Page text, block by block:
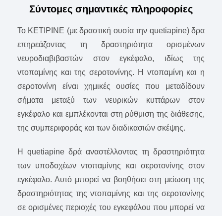
Σύντομες σημαντικές πληροφορίες
Το KETIPINE (με δραστική ουσία την quetiapine) δρα
επηρεάζοντας τη δραστηριότητα ορισμένων
νευροδιαβιβαστών στον εγκέφαλο, ιδίως της
ντοπαμίνης και της σεροτονίνης. Η ντοπαμίνη και η
σεροτονίνη είναι χημικές ουσίες που μεταδίδουν
σήματα μεταξύ των νευρικών κυττάρων στον
εγκέφαλο και εμπλέκονται στη ρύθμιση της διάθεσης,
της συμπεριφοράς και των διαδικασιών σκέψης.
Η quetiapine δρά αναστέλλοντας τη δραστηριότητα
των υποδοχέων ντοπαμίνης και σεροτονίνης στον
εγκέφαλο. Αυτό μπορεί να βοηθήσει στη μείωση της
δραστηριότητας της ντοπαμίνης και της σεροτονίνης
σε ορισμένες περιοχές του εγκεφάλου που μπορεί να